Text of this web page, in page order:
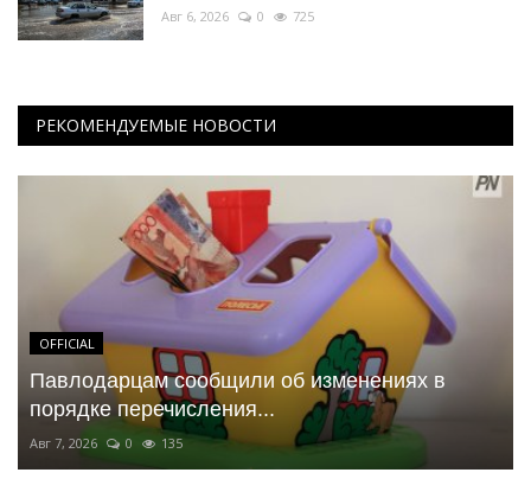
Авг 6, 2026 0 725
РЕКОМЕНДУЕМЫЕ НОВОСТИ
OFFICIAL
Павлодарцам сообщили об изменениях в
порядке перечисления...
Авг 7, 2026 0 135